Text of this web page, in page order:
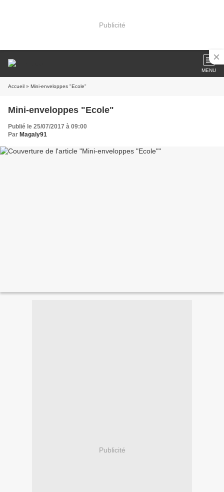
Publicité
MENU
Accueil » Mini-enveloppes "Ecole"
Mini-enveloppes "Ecole"
Publié le 25/07/2017 à 09:00
Par Magaly91
Publicité